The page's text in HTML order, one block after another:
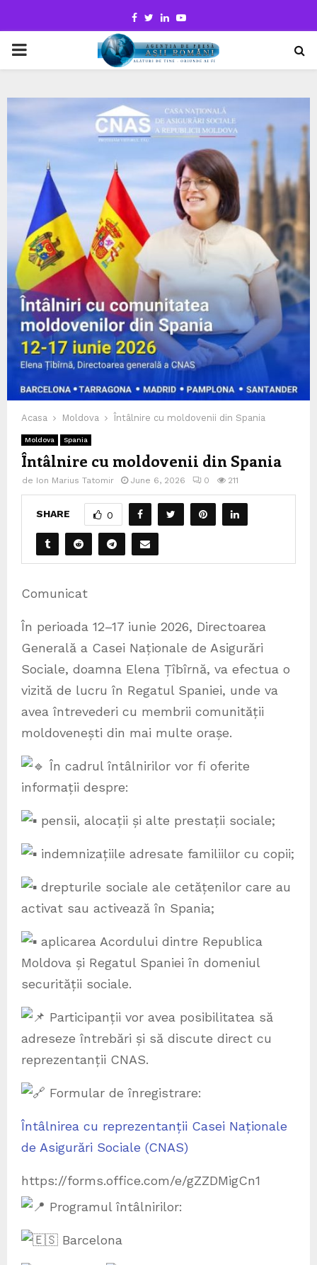
Facebook
TwitterLinkedinYoutube
PRIMARY
Acasa Moldova Întâlnire cu moldovenii din Spania
Moldova Spania
Întâlnire cu moldovenii din Spania
de Ion Marius Tatomir June 6, 2026 0 211
SHARE 0
Comunicat
În perioada 12–17 iunie 2026, Directoarea
Generală a Casei Naționale de Asigurări
Sociale, doamna Elena Țîbîrnă, va efectua o
vizită de lucru în Regatul Spaniei, unde va
avea întrevederi cu membrii comunității
moldovenești din mai multe orașe.
În cadrul întâlnirilor vor fi oferite
informații despre:
pensii, alocații și alte prestații sociale;
indemnizațiile adresate familiilor cu copii;
drepturile sociale ale cetățenilor care au
activat sau activează în Spania;
aplicarea Acordului dintre Republica
Moldova și Regatul Spaniei în domeniul
securității sociale.
Participanții vor avea posibilitatea să
adreseze întrebări și să discute direct cu
reprezentanții CNAS.
Formular de înregistrare:
Întâlnirea cu reprezentanții Casei Naționale
de Asigurări Sociale (CNAS)
https://forms.office.com/e/gZZDMigCn1
Programul întâlnirilor:
Barcelona